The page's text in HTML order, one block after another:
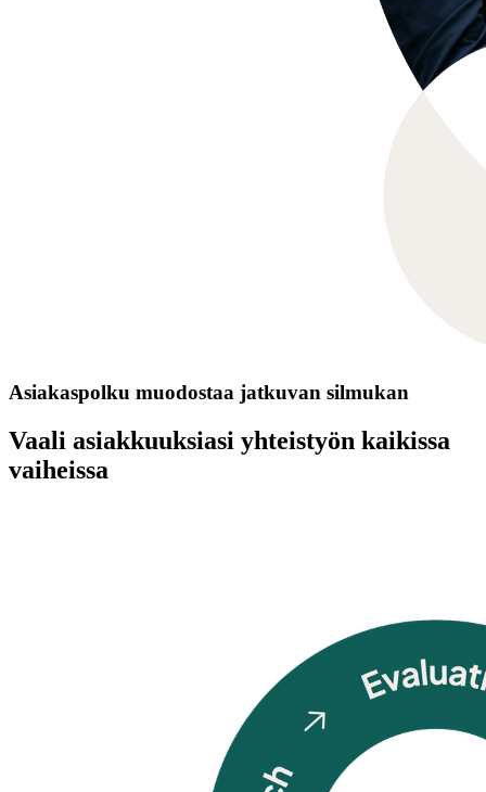
Asiakaspolku muodostaa jatkuvan silmukan
Vaali asiakkuuksiasi yhteistyön kaikissa
vaiheissa